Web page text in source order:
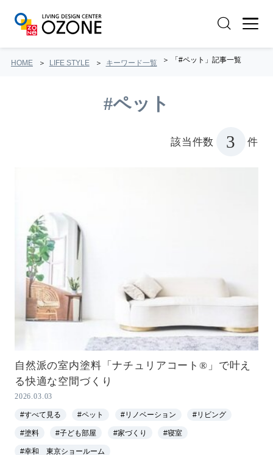
HOME LIFE STYLE キーワード一覧 「#ペット」記事一覧
#ペット
該当件数 3 件
自然派の室内塗料「ナチュリアコート®」で叶え
る快適な空間づくり
2026.03.03
#すべて見る #ペット #リノベーション #リビング
#塗料 #子ども部屋 #家づくり #寝室
#幸和 東京ショールーム